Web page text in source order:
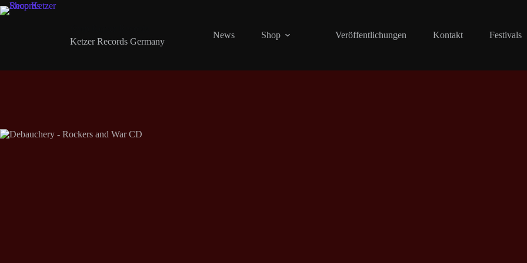
Zum
Inhalt
Ketzer Records Germany
News Shop Veröffentlichungen Kontakt Festivals